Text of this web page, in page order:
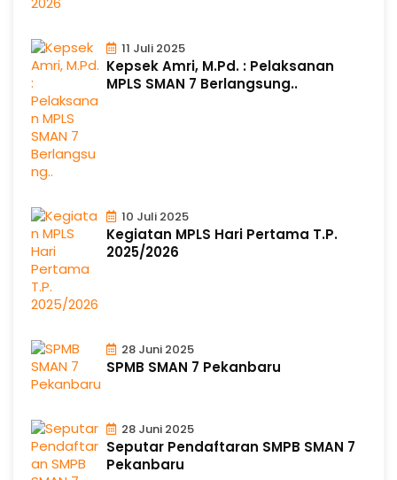
11 Juli 2025
Kepsek Amri, M.Pd. : Pelaksanan
MPLS SMAN 7 Berlangsung..
10 Juli 2025
Kegiatan MPLS Hari Pertama T.P.
2025/2026
28 Juni 2025
SPMB SMAN 7 Pekanbaru
28 Juni 2025
Seputar Pendaftaran SMPB SMAN 7
Pekanbaru